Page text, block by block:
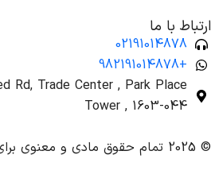
ارتباط با ما
02191014878
+982191014878
Rd, Trade Center , Park Place
Tower , 1603-044
© 2025 تمام حقوق مادی و معنوی برای دبی فردا محفوظ است .